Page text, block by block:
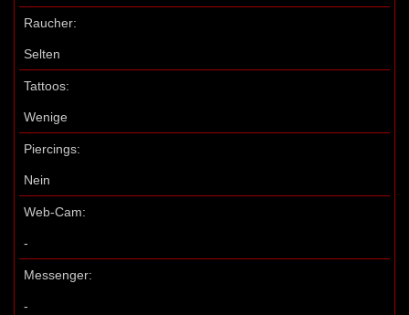
Raucher:
Selten
Tattoos:
Wenige
Piercings:
Nein
Web-Cam:
-
Messenger:
-